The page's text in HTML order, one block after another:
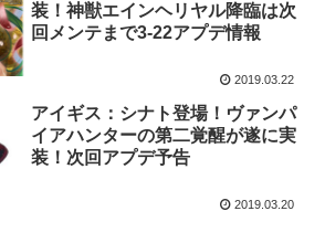
装！神獣エインヘリヤル降臨は次
回メンテまで3-22アプデ情報
2019.03.22
アイギス：シナト登場！ヴァンパ
イアハンターの第二覚醒が遂に実
装！次回アプデ予告
2019.03.20